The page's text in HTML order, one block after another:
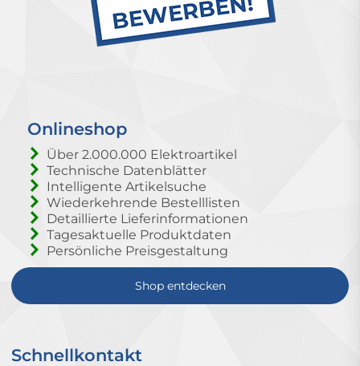
Onlineshop
Über 2.000.000 Elektroartikel
Technische Datenblätter
Intelligente Artikelsuche
Wiederkehrende Bestelllisten
Detaillierte Lieferinformationen
Tagesaktuelle Produktdaten
Persönliche Preisgestaltung
Shop entdecken
Schnellkontakt